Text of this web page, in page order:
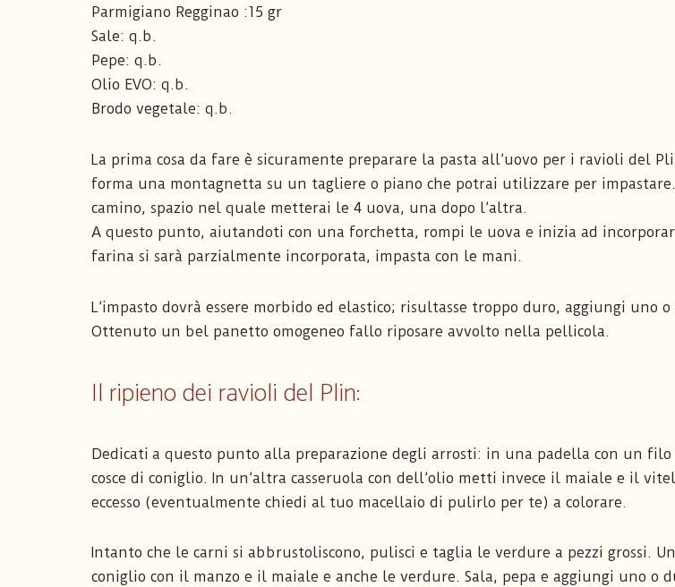
Parmigiano Regginao :15 gr
Sale: q.b.
Pepe: q.b.
Olio EVO: q.b.
Brodo vegetale: q.b.
La prima cosa da fare è sicuramente preparare la pasta all’uovo per i ravioli del
forma una montagnetta su un tagliere o piano che potrai utilizzare per
camino, spazio nel quale metterai le 4 uova, una dopo l’altra.
A questo punto, aiutandoti con una forchetta, rompi le uova e inizia ad
farina si sarà parzialmente incorporata, impasta con le mani.
L’impasto dovrà essere morbido ed elastico; risultasse troppo duro, aggiungi uno
Ottenuto un bel panetto omogeneo fallo riposare avvolto nella pellicola.
Il ripieno dei ravioli del Plin:
Dedicati a questo punto alla preparazione degli arrosti: in una padella con un filo
cosce di coniglio. In un’altra casseruola con dell’olio metti invece il maiale e il
eccesso (eventualmente chiedi al tuo macellaio di pulirlo per te) a colorare.
Intanto che le carni si abbrustoliscono, pulisci e taglia le verdure a pezzi grossi.
coniglio con il manzo e il maiale e anche le verdure. Sala, pepa e aggiungi uno o